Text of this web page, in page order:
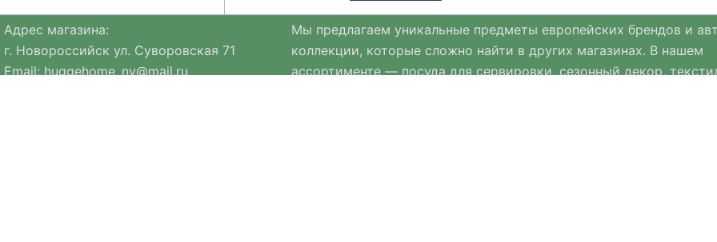
Адрес магазина:
г. Новороссийск ул. Суворовская 71
Email:huggehome_nv@mail.ru
Мы предлагаем уникальные предметы европейских брендов и
коллекции, которые сложно найти в других магазинах. В нашем
ассортименте — посуда для сервировки, сезонный декор,